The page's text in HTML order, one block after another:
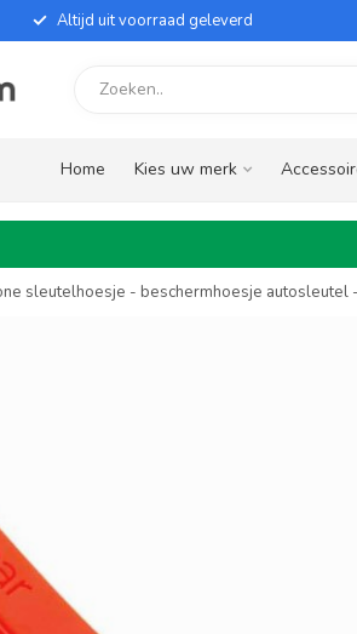
Altijd uit voorraad geleverd
Home Kies uw merk
sleutelhoesje - beschermhoesje autosleutel